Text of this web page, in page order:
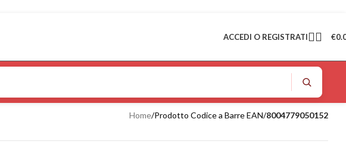
ACCEDI O REGISTRATI €
Home/Prodotto Codice a Barre EAN/8004779050152